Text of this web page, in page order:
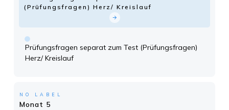
(Prüfungsfragen) Herz/ Kreislauf
Prüfungsfragen separat zum Test (Prüfungsfragen)
Herz/ Kreislauf
NO LABEL
Monat 5